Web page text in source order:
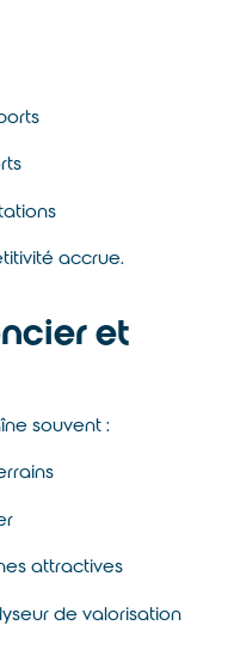
accrue.
et
souvent :
attractives
de valorisation